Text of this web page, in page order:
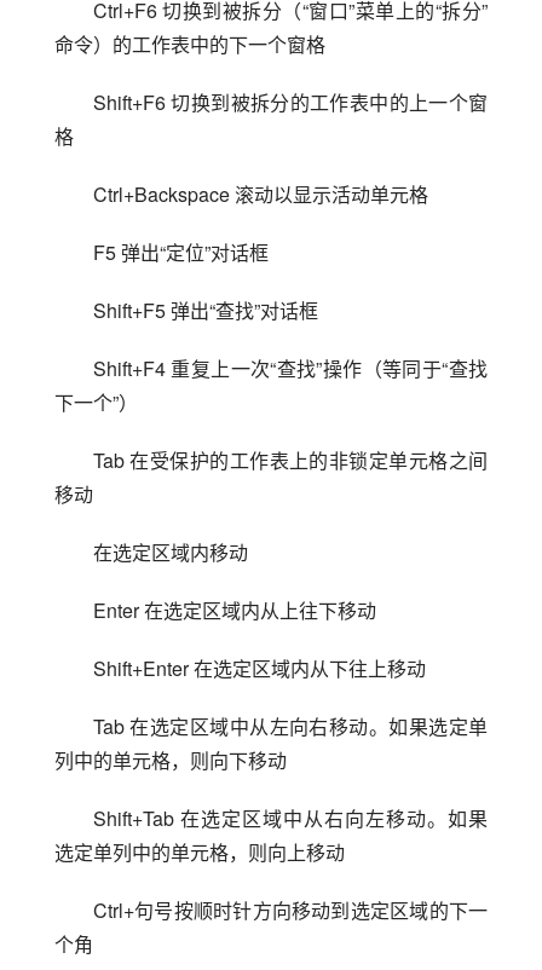
Ctrl+F6 切换到被拆分（“窗口”菜单上的“拆分”
命令）的工作表中的下一个窗格
Shift+F6 切换到被拆分的工作表中的上一个窗
格
Ctrl+Backspace 滚动以显示活动单元格
F5 弹出“定位”对话框
Shift+F5 弹出“查找”对话框
Shift+F4 重复上一次“查找”操作（等同于“查找
下一个”）
Tab 在受保护的工作表上的非锁定单元格之间
移动
在选定区域内移动
Enter 在选定区域内从上往下移动
Shift+Enter 在选定区域内从下往上移动
Tab 在选定区域中从左向右移动。如果选定单
列中的单元格，则向下移动
Shift+Tab 在选定区域中从右向左移动。如果
选定单列中的单元格，则向上移动
Ctrl+句号按顺时针方向移动到选定区域的下一
个角